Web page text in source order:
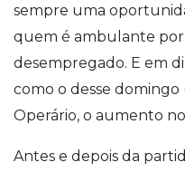
sempre uma
quem é ambulante por
desempregado. E em
como o desse
Operário, o aumento
Antes e depois da